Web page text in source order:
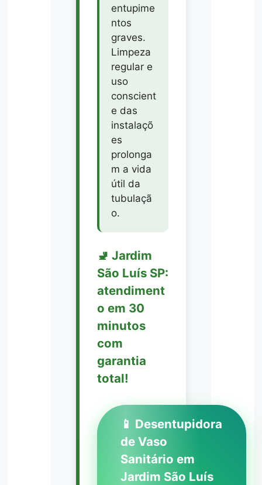
entupime
ntos
graves.
Limpeza
regular e
uso
conscient
e das
instalaçõ
es
prolonga
m a vida
útil da
tubulaçã
o.
🚽 Jardim
São Luís SP:
atendiment
o em 30
minutos
com
garantia
total!
📱 Desentupidora
de Vaso
Sanitário em
Jardim São Luís